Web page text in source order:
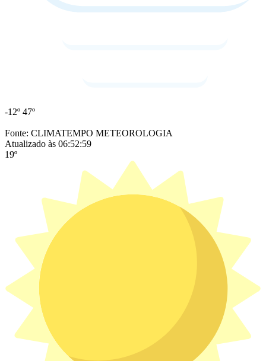
-12º 47º
Fonte: CLIMATEMPO METEOROLOGIA
Atualizado às 06:52:59
19º